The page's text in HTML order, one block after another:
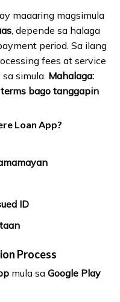
maaaring magsimula
, depende sa halaga
period. Sa ilang
fees at service
simula. Mahalaga:
bago tanggapin
Loan App?
ID
Process
mula sa Google Play